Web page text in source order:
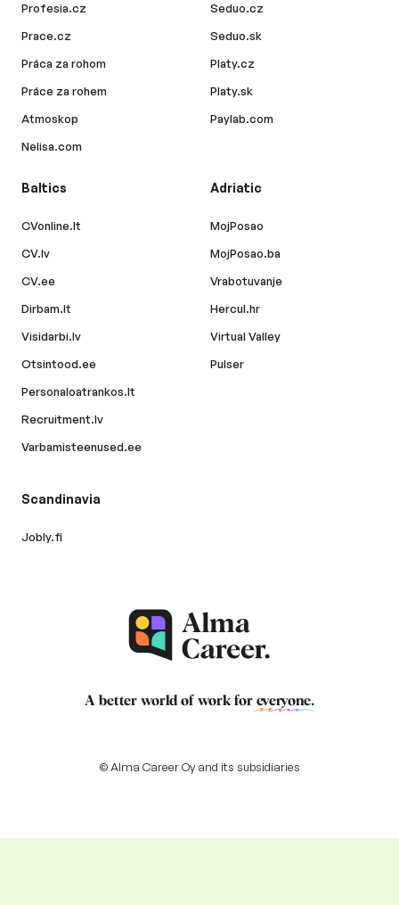
Profesia.cz
Prace.cz
Práca za rohom
Práce za rohem
Atmoskop
Nelisa.com
Seduo.cz
Seduo.sk
Platy.cz
Platy.sk
Paylab.com
Baltics
CVonline.lt
CV.lv
CV.ee
Dirbam.lt
Visidarbi.lv
Otsintood.ee
Personaloatrankos.lt
Recruitment.lv
Varbamisteenused.ee
Adriatic
MojPosao
MojPosao.ba
Vrabotuvanje
Hercul.hr
Virtual Valley
Pulser
Scandinavia
Jobly.fi
A better world of work for everyone.
© Alma Career Oy and its subsidiaries